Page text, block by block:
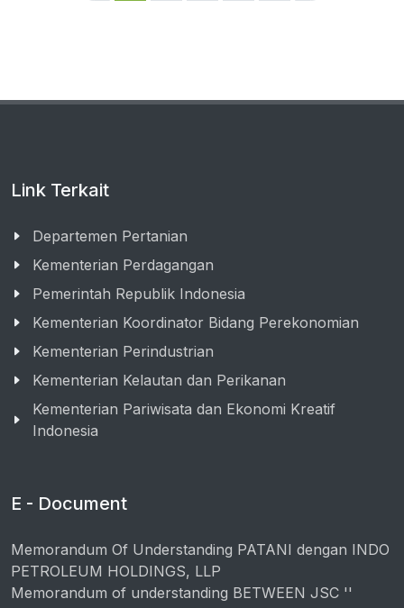
Link Terkait
Departemen Pertanian
Kementerian Perdagangan
Pemerintah Republik Indonesia
Kementerian Koordinator Bidang Perekonomian
Kementerian Perindustrian
Kementerian Kelautan dan Perikanan
Kementerian Pariwisata dan Ekonomi Kreatif
Indonesia
E - Document
Memorandum Of Understanding PATANI dengan INDO
PETROLEUM HOLDINGS, LLP
Memorandum of understanding BETWEEN JSC ''